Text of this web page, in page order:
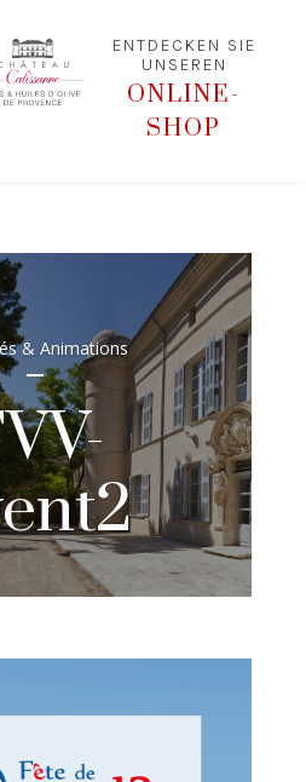
ENTDECKEN SIE
UNSEREN
ONLINE-
SHOP
& Animations